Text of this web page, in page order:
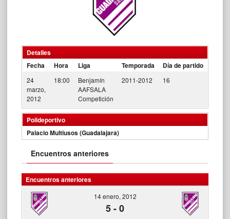
Detalles
Fecha
Hora Liga Temporada Día de partido
24
marzo,
2012
18:00
Benjamín
AAFSALA
Competición
2011-2012 16
Polideportivo
Palacio Multiusos (Guadalajara)
Encuentros anteriores
Encuentros anteriores
14 enero, 2012
5-0